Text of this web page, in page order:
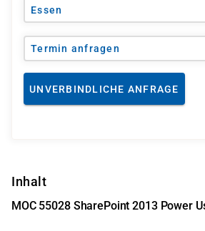
Essen
Termin anfragen
UNVERBINDLICHE ANFRAGE
Inhalt
MOC 55028 SharePoint 2013 Power